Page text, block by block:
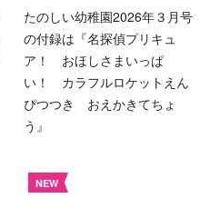
たのしい幼稚園2026年３月号
の付録は『名探偵プリキュ
ア！ おほしさまいっぱ
い！ カラフルロケットえん
ぴつつき おえかきてちょ
う』
NEW